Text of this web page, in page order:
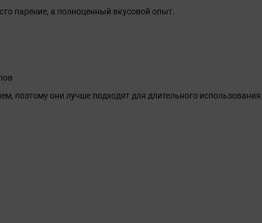
парение, а полноценный вкусовой опыт.
поэтому они лучше подходят для длительного